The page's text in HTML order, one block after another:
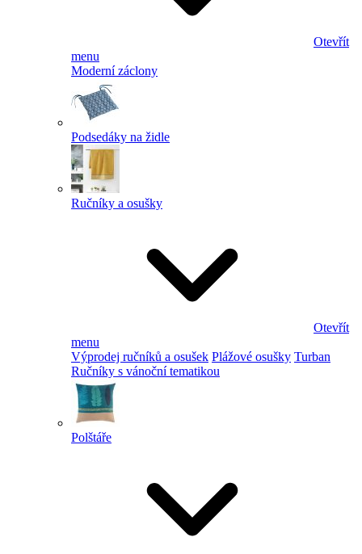
Otevřít
menu
Moderní záclony
Podsedáky na židle
Ručníky a osušky
Otevřít
menu
Výprodej ručníků a osušek Plážové osušky Turban
Ručníky s vánoční tematikou
Polštáře